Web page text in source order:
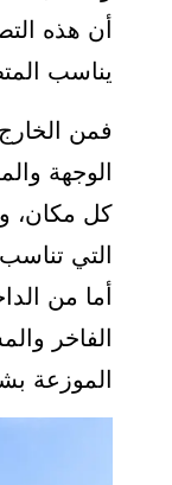
أن هذه
يناسب
فمن
الوجهة
كل مكان،
التي
أما من
الفاخر
الموزعة